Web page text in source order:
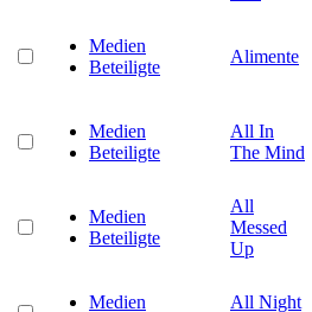
Medien
Beteiligte
Alimente
Medien
Beteiligte
All In
The Mind
Medien
Beteiligte
All
Messed
Up
Medien
All Night